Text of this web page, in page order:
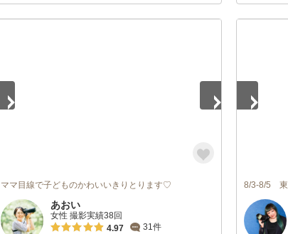
ママ目線で子どものかわいいきりとります♡
あおい
女性 撮影実績38回
4.97
31件
8/3-8/5 東